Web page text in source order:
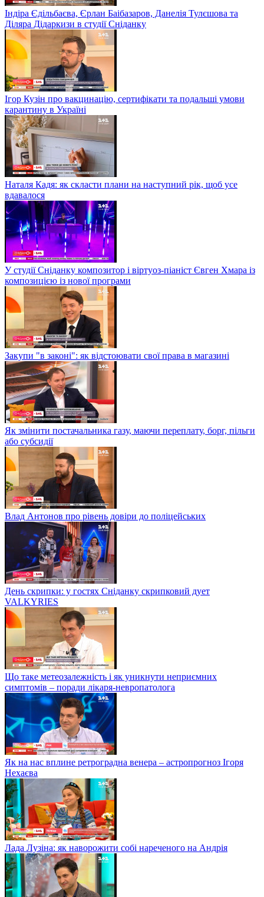
Індіра Єдільбаєва, Єрлан Баібазаров, Данелія Тулєшова та
Діляра Дідаркизи в студії Сніданку
Ігор Кузін про вакцинацію, сертифікати та подальші умови
карантину в Україні
Наталя Кадя: як скласти плани на наступний рік, щоб усе
вдавалося
У студії Сніданку композитор і віртуоз-піаніст Євген Хмара із
композицією із нової програми
Закупи "в законі": як відстоювати свої права в магазині
Як змінити постачальника газу, маючи переплату, борг, пільги
або субсидії
Влад Антонов про рівень довіри до поліцейських
День скрипки: у гостях Сніданку скрипковий дует
VALKYRIES
Що таке метеозалежність і як уникнути неприємних
симптомів – поради лікаря-невропатолога
Як на нас вплине ретроградна венера – астропрогноз Ігоря
Нехаєва
Лада Лузіна: як наворожити собі нареченого на Андрія